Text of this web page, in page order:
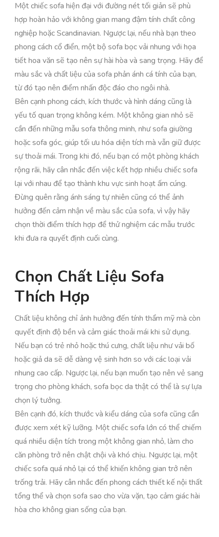
Một chiếc sofa hiện đại với đường nét tối giản sẽ phù
hợp hoàn hảo với không gian mang đậm tính chất công
nghiệp hoặc Scandinavian. Ngược lại, nếu nhà bạn theo
phong cách cổ điển, một bộ sofa bọc vải nhung với họa
tiết hoa văn sẽ tạo nên sự hài hòa và sang trọng. Hãy để
màu sắc và chất liệu của sofa phản ánh cá tính của bạn,
từ đó tạo nên điểm nhấn độc đáo cho ngôi nhà.
Bên cạnh phong cách, kích thước và hình dáng cũng là
yếu tố quan trọng không kém. Một không gian nhỏ sẽ
cần đến những mẫu sofa thông minh, như sofa giường
hoặc sofa góc, giúp tối ưu hóa diện tích mà vẫn giữ được
sự thoải mái. Trong khi đó, nếu bạn có một phòng khách
rộng rãi, hãy cân nhắc đến việc kết hợp nhiều chiếc sofa
lại với nhau để tạo thành khu vực sinh hoạt ấm cúng.
Đừng quên rằng ánh sáng tự nhiên cũng có thể ảnh
hưởng đến cảm nhận về màu sắc của sofa, vì vậy hãy
chọn thời điểm thích hợp để thử nghiệm các mẫu trước
khi đưa ra quyết định cuối cùng.
Chọn Chất Liệu Sofa
Thích Hợp
Chất liệu không chỉ ảnh hưởng đến tính thẩm mỹ mà còn
quyết định độ bền và cảm giác thoải mái khi sử dụng.
Nếu bạn có trẻ nhỏ hoặc thú cưng, chất liệu như vải bố
hoặc giả da sẽ dễ dàng vệ sinh hơn so với các loại vải
nhung cao cấp. Ngược lại, nếu bạn muốn tạo nên vẻ sang
trọng cho phòng khách, sofa bọc da thật có thể là sự lựa
chọn lý tưởng.
Bên cạnh đó, kích thước và kiểu dáng của sofa cũng cần
được xem xét kỹ lưỡng. Một chiếc sofa lớn có thể chiếm
quá nhiều diện tích trong một không gian nhỏ, làm cho
căn phòng trở nên chật chội và khó chịu. Ngược lại, một
chiếc sofa quá nhỏ lại có thể khiến không gian trở nên
trống trải. Hãy cân nhắc đến phong cách thiết kế nội thất
tổng thể và chọn sofa sao cho vừa vặn, tạo cảm giác hài
hòa cho không gian sống của bạn.